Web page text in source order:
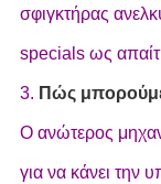
σφιγκτήρας
specials ως
3. Πώς
Ο ανώτερος
για να κάνει την